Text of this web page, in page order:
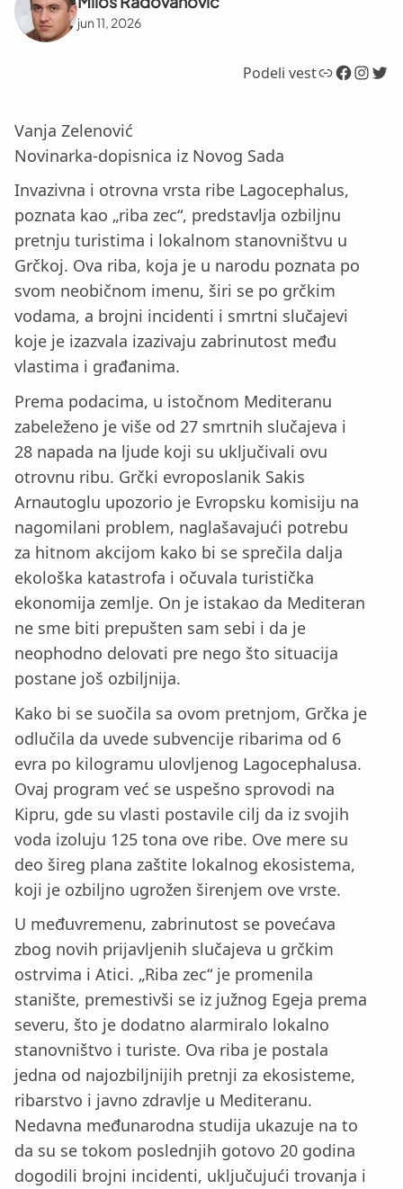
jun 11, 2026
Podeli vestLink Facebook InstagramTwitter
Vanja Zelenović
Novinarka-dopisnica iz Novog Sada
Invazivna i otrovna vrsta ribe Lagocephalus,
poznata kao „riba zec“, predstavlja ozbiljnu
pretnju turistima i lokalnom stanovništvu u
Grčkoj. Ova riba, koja je u narodu poznata po
svom neobičnom imenu, širi se po grčkim
vodama, a brojni incidenti i smrtni slučajevi
koje je izazvala izazivaju zabrinutost među
vlastima i građanima.
Prema podacima, u istočnom Mediteranu
zabeleženo je više od 27 smrtnih slučajeva i
28 napada na ljude koji su uključivali ovu
otrovnu ribu. Grčki evroposlanik Sakis
Arnautoglu upozorio je Evropsku komisiju na
nagomilani problem, naglašavajući potrebu
za hitnom akcijom kako bi se sprečila dalja
ekološka katastrofa i očuvala turistička
ekonomija zemlje. On je istakao da Mediteran
ne sme biti prepušten sam sebi i da je
neophodno delovati pre nego što situacija
postane još ozbiljnija.
Kako bi se suočila sa ovom pretnjom, Grčka je
odlučila da uvede subvencije ribarima od 6
evra po kilogramu ulovljenog Lagocephalusa.
Ovaj program već se uspešno sprovodi na
Kipru, gde su vlasti postavile cilj da iz svojih
voda izoluju 125 tona ove ribe. Ove mere su
deo šireg plana zaštite lokalnog ekosistema,
koji je ozbiljno ugrožen širenjem ove vrste.
U međuvremenu, zabrinutost se povećava
zbog novih prijavljenih slučajeva u grčkim
ostrvima i Atici. „Riba zec“ je promenila
stanište, premestivši se iz južnog Egeja prema
severu, što je dodatno alarmiralo lokalno
stanovništvo i turiste. Ova riba je postala
jedna od najozbiljnijih pretnji za ekosisteme,
ribarstvo i javno zdravlje u Mediteranu.
Nedavna međunarodna studija ukazuje na to
da su se tokom poslednjih gotovo 20 godina
dogodili brojni incidenti, uključujući trovanja i